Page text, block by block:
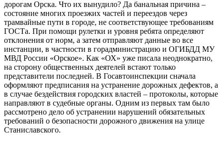
дорогам Орска. Что их вынудило? Да банальная причина –
состояние многих проезжих частей и переездов через
трамвайные пути в городе, не соответствующее требованиям
ГОСТа. При помощи рулетки и уровня ребята определяют
отклонения от норм, а затем отправляют данные во все
инстанции, в частности в горадминистрацию и ОГИБДД МУ
МВД России «Орское». Как «ОХ» уже писала неоднократно,
на сторону общественных деятелей встают только
представители последней. В Госавтоинспекции сначала
оформляют предписания на устранение дорожных дефектов, а
в случае бездействия городских властей – протоколы, которые
направляют в судебные органы. Одним из первых там было
рассмотрено дело об устранении нарушений обязательных
требований о безопасности дорожного движения на улице
Станиславского.